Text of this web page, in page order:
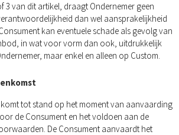
3 van dit artikel, draagt Ondernemer geen
dan wel aansprakelijkheid
kan eventuele schade als gevolg van
in wat voor vorm dan ook, uitdrukkelijk
maar enkel en alleen op Custom.
komt tot stand op het moment van aanvaarding
de Consument en het voldoen aan de
De Consument aanvaardt het